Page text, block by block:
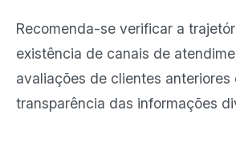
Recomenda-se verificar a
existência de canais de
avaliações de clientes anteriores
transparência das informações